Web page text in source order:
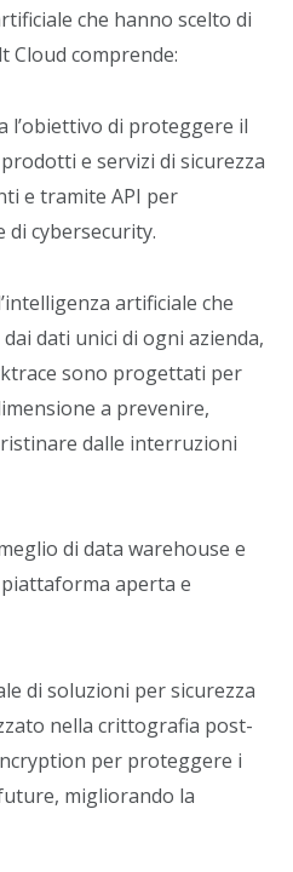
che hanno scelto di
Cloud comprende:
l’obiettivo di proteggere il
e servizi di sicurezza
e tramite API per
di cybersecurity.
artificiale che
dati unici di ogni azienda,
sono progettati per
a prevenire,
dalle interruzioni
di data warehouse e
aperta e
di soluzioni per sicurezza
nella crittografia post-
per proteggere i
migliorando la